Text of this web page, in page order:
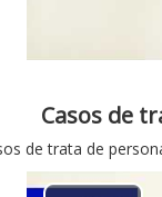
V
i
d
Casos de
de trata de